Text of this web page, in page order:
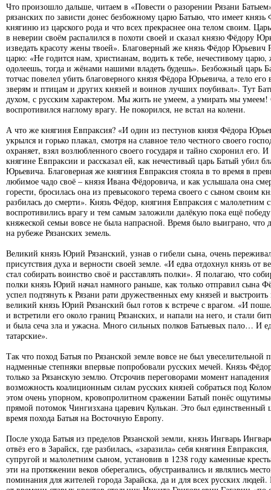
Что произошло дальше, читаем в «Повести о разорении Рязани
рязанских по зависти донес безбожному царю Батыю, что имеет
княгиню из царского рода и что всех прекраснее она телом своим.
в неверии своём распалился в похоти своей и сказал князю Фёдору
изведать красоту жены твоей». Благоверный же князь Фёдор Юрьевич
царю: «Не годится нам, христианам, водить к тебе, нечестивому царю,
одолеешь, тогда и жёнами нашими владеть будешь». Безбожный царь
тотчас повелел убить благоверного князя Фёдора Юрьевича, а тело его
зверям и птицам и других князей и воинов лучших поубивал». Тут
духом, с русским характером. Мы жить не умеем, а умирать мы
воспротивился наглому врагу. Не покорился, не встал на колени.
А что же княгиня Евпраксия? «И один из пестунов князя Фёдора
укрылся и горько плакал, смотря на славное тело честного своего
охраняет, взял возлюбленного своего государя и тайно схоронил его.
княгине Евпраксии и рассказал ей, как нечестивый царь Батый убил
Юрьевича. Благоверная же княгиня Евпраксия стояла в то время в
любимое чадо своё – князя Ивана Фёдоровича, и как услышала она
горести, бросилась она из превысокого терема своего с сыном своим
разбилась до смерти». Князь Фёдор, княгиня Евпраксия с
воспротивились врагу и тем самым заложили далёкую пока ещё
княжеской семьи вовсе не была напрасной. Время было выиграно, что
на рубеже Рязанских земель.
Великий князь Юрий Рязанский, узнав о гибели сына, очень
присутствия духа и верности своей земле. «И едва отдохнул князь от
стал собирать воинство своё и расставлять полки». Я полагаю, что
полки князь Юрий начал намного раньше, как только отправил сына
успел подтянуть к Рязани рати дружественных ему князей и
великий князь Юрий Рязанский был готов к встрече с врагом. «И
и встретили его около границ Рязанских, и напали на него, и стали
и была сеча зла и ужасна. Много сильных полков Батыевых пало… И
татарские».
Так что поход Батыя по Рязанской земле вовсе не был увеселительной
надменные степняки впервые попробовали русских мечей. Князь
только за Рязанскую землю. Отсрочив переговорами момент
возможность коалиционным силам русских князей собраться под
этом очень упорном, кровопролитном сражении Батый понёс
прямой потомок Чингизхана царевич Кулькан. Это был единственный
время похода Батыя на Восточную Европу.
После ухода Батыя из пределов Рязанской земли, князь Ингварь
отвёз его в Зарайск, где разбилась, «заразила» себя княгиня
супругой и малолетним сыном, установив в 1238 году каменные
эти на протяжении веков оберегались, обустраивались и являлись
поминания для жителей города Зарайска, да и для всех русских